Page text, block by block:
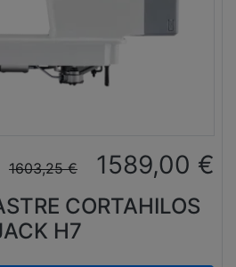
1603,25 € 1589,00 €
CORTAHILOS
H7